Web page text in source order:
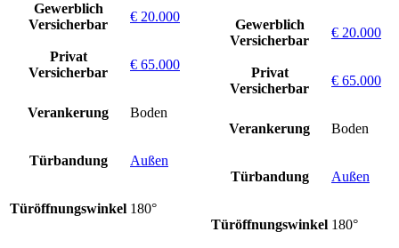
Gewerblich
Versicherbar
€ 20.000
Privat
Versicherbar
€ 65.000
Verankerung Boden
Türbandung Außen
Türöffnungswinkel 180°
Gewerblich
Versicherbar
€ 20.000
Privat
Versicherbar
€ 65.000
Verankerung Boden
Türbandung Außen
Türöffnungswinkel 180°